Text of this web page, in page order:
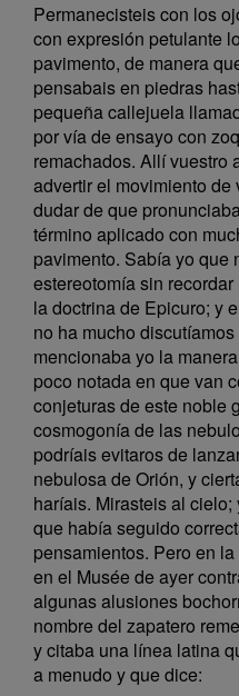
Permanecisteis con los
con expresión petulante
pavimento, de manera
pensabais en piedras
pequeña callejuela
por vía de ensayo con
remachados. Allí vuestro
advertir el movimiento
dudar de que
término aplicado con
pavimento. Sabía yo que
estereotomía sin
la doctrina de Epicuro; y
no ha mucho
mencionaba yo la
poco notada en que van
conjeturas de este noble
cosmogonía de las
podríais evitaros de
nebulosa de Orión, y
haríais. Mirasteis al
que había seguido
pensamientos. Pero en
en el Musée de ayer
algunas alusiones
nombre del zapatero
y citaba una línea latina
a menudo y que dice: